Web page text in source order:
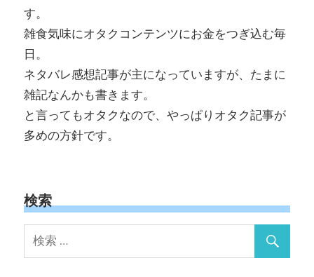
す。
雑食気味にオタクコンテンツにお金をつぎ込む毎
日。
ネタバレ感想記事が主になっていますが、たまに
雑記なんかも書きます。
と言ってもオタクなので、やっぱりオタク記事が
多めの方針です。
検索